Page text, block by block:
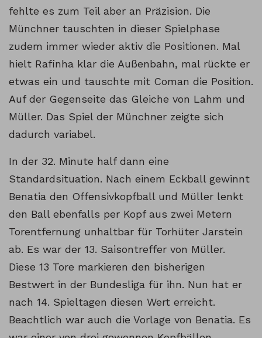
fehlte es zum Teil aber an Präzision. Die
Münchner tauschten in dieser Spielphase
zudem immer wieder aktiv die Positionen. Mal
hielt Rafinha klar die Außenbahn, mal rückte er
etwas ein und tauschte mit Coman die Position.
Auf der Gegenseite das Gleiche von Lahm und
Müller. Das Spiel der Münchner zeigte sich
dadurch variabel.
In der 32. Minute half dann eine
Standardsituation. Nach einem Eckball gewinnt
Benatia den Offensivkopfball und Müller lenkt
den Ball ebenfalls per Kopf aus zwei Metern
Torentfernung unhaltbar für Torhüter Jarstein
ab. Es war der 13. Saisontreffer von Müller.
Diese 13 Tore markieren den bisherigen
Bestwert in der Bundesliga für ihn. Nun hat er
nach 14. Spieltagen diesen Wert erreicht.
Beachtlich war auch die Vorlage von Benatia. Es